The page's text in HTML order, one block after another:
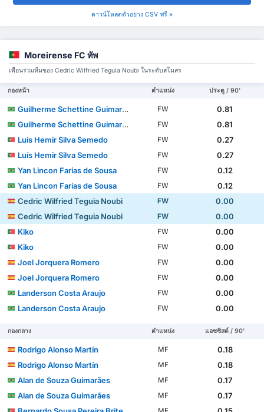
ดาวน์โหลดตัวอย่าง CSV ฟรี »
Moreirense FC ทัพ
เพื่อนร่วมทีมของ Cedric Wilfried Teguia Noubi ในระดับสโมสร
กองหน้า ตำแหน่ง ประตู / 90'
Guilherme Schettine Guimarães FW
0.81
Guilherme Schettine Guimarães
FW
0.81
Luís Hemir Silva Semedo
FW
0.27
Luís Hemir Silva Semedo
FW
0.27
Yan Lincon Farias de Sousa
FW
0.12
Yan Lincon Farias de Sousa
FW
0.12
Cedric Wilfried Teguia Noubi
FW
0.00
Cedric Wilfried Teguia Noubi
FW
0.00
Kiko
FW
0.00
Kiko
FW
0.00
Joel Jorquera Romero
FW
0.00
Joel Jorquera Romero
FW
0.00
Landerson Costa Araujo
FW
0.00
Landerson Costa Araujo
FW 0.00
กองกลาง ตำแหน่ง แอซซิสต์ / 90'
Rodrigo Alonso Martín MF
0.18
Rodrigo Alonso Martín
MF
0.18
Alan de Souza Guimarães
MF
0.17
Alan de Souza Guimarães
MF
0.17